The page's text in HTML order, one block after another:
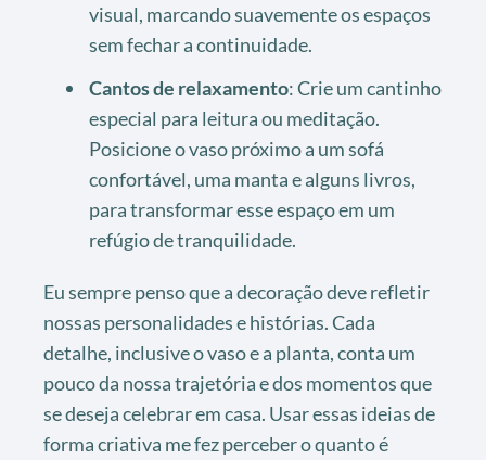
visual, marcando suavemente os espaços
sem fechar a continuidade.
Cantos de relaxamento: Crie um cantinho
especial para leitura ou meditação.
Posicione o vaso próximo a um sofá
confortável, uma manta e alguns livros,
para transformar esse espaço em um
refúgio de tranquilidade.
Eu sempre penso que a decoração deve refletir
nossas personalidades e histórias. Cada
detalhe, inclusive o vaso e a planta, conta um
pouco da nossa trajetória e dos momentos que
se deseja celebrar em casa. Usar essas ideias de
forma criativa me fez perceber o quanto é